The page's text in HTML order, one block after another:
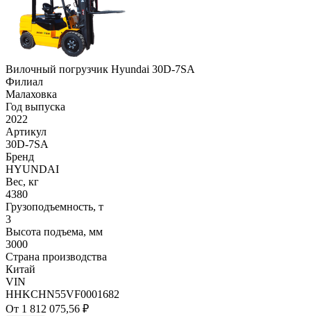
Вилочный погрузчик Hyundai 30D-7SA
Филиал
Малаховка
Год выпуска
2022
Артикул
30D-7SA
Бренд
HYUNDAI
Вес, кг
4380
Грузоподъемность, т
3
Высота подъема, мм
3000
Страна производства
Китай
VIN
HHKCHN55VF0001682
От 1 812 075,56 ₽